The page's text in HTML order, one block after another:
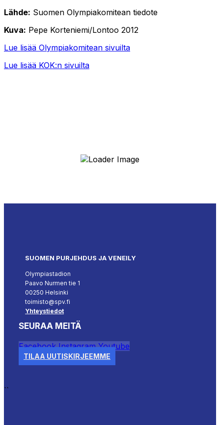
Lähde: Suomen Olympiakomitean tiedote
Kuva: Pepe Korteniemi/Lontoo 2012
Lue lisää Olympiakomitean sivuilta
Lue lisää KOK:n sivuilta
SUOMEN PURJEHDUS JA VENEILY
Olympiastadion
Paavo Nurmen tie 1
00250 Helsinki
toimisto@spv.fi
Yhteystiedot
SEURAA MEITÄ
Facebook Instagram Youtube
TILAA UUTISKIRJEEMME
``